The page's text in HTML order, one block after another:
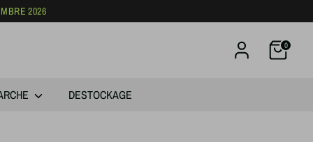
2026
0
DESTOCKAGE